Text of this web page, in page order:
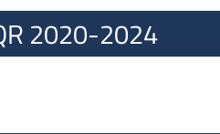
2020-2024